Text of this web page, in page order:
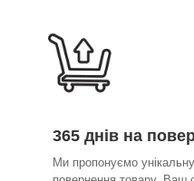
365 днів на
Ми пропонуємо